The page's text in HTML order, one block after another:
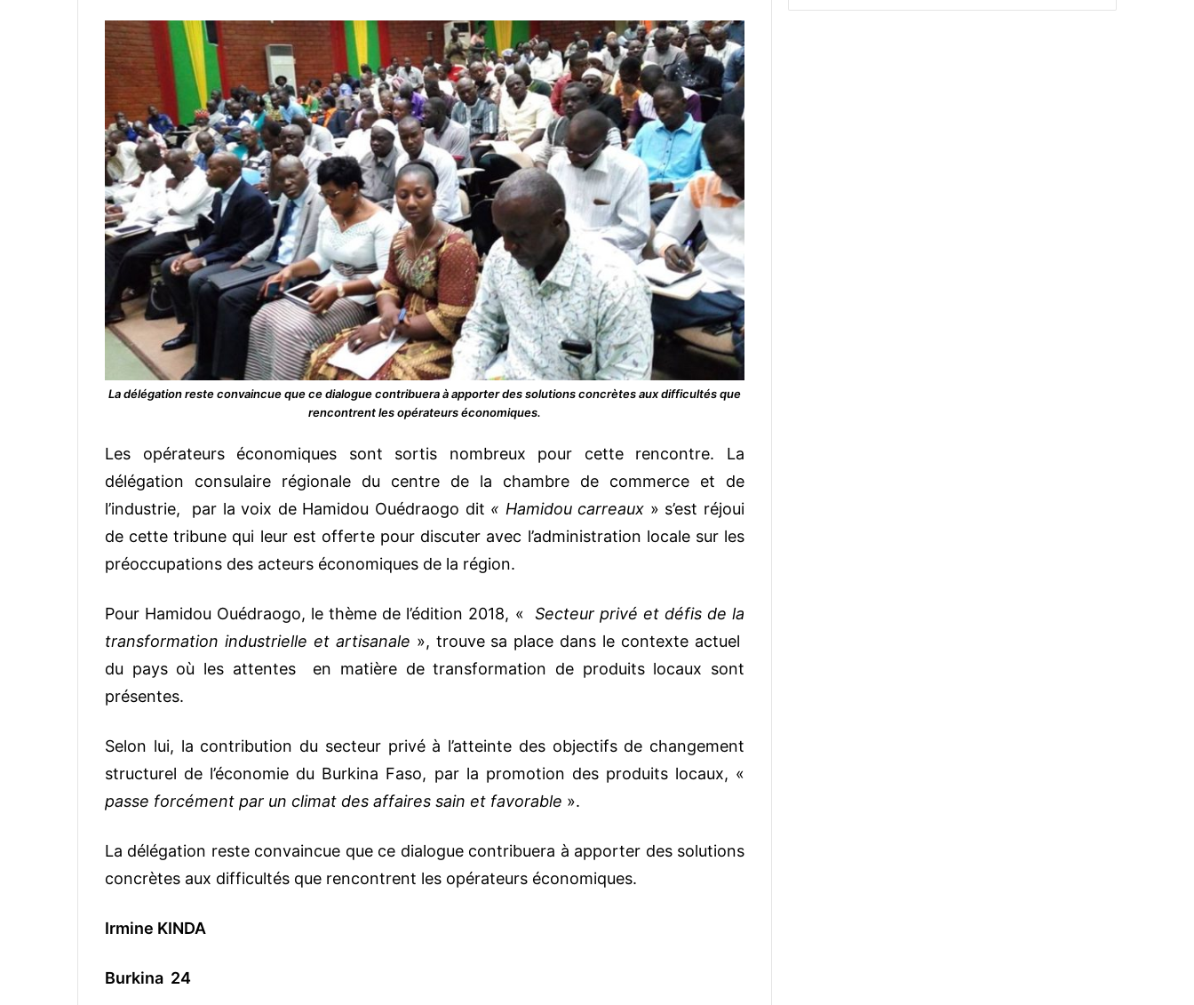
La délégation reste convaincue que ce dialogue contribuera à apporter des solutions concrètes aux difficultés que
rencontrent les opérateurs économiques.
Les opérateurs économiques sont sortis nombreux pour cette rencontre. La
délégation consulaire régionale du centre de la chambre de commerce et de
l’industrie, par la voix de Hamidou Ouédraogo dit « Hamidou carreaux » s’est réjoui
de cette tribune qui leur est offerte pour discuter avec l’administration locale sur les
préoccupations des acteurs économiques de la région.
Pour Hamidou Ouédraogo, le thème de l’édition 2018, « Secteur privé et défis de la
transformation industrielle et artisanale », trouve sa place dans le contexte actuel
du pays où les attentes en matière de transformation de produits locaux sont
présentes.
Selon lui, la contribution du secteur privé à l’atteinte des objectifs de changement
structurel de l’économie du Burkina Faso, par la promotion des produits locaux, «
passe forcément par un climat des affaires sain et favorable ».
La délégation reste convaincue que ce dialogue contribuera à apporter des solutions
concrètes aux difficultés que rencontrent les opérateurs économiques.
Irmine KINDA
Burkina 24